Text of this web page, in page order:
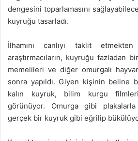
dengesini toparlamasını
kuyruğu tasarladı.
İlhamını canlıyı taklit
araştırmacıların, kuyruğu fazladan
memelileri ve diğer omurgalı
sonra yapıldı. Giyen kişinin beline
kalın kuyruk, bilim kurgu
görünüyor. Omurga gibi
gerçek bir kuyruk gibi eğrilip